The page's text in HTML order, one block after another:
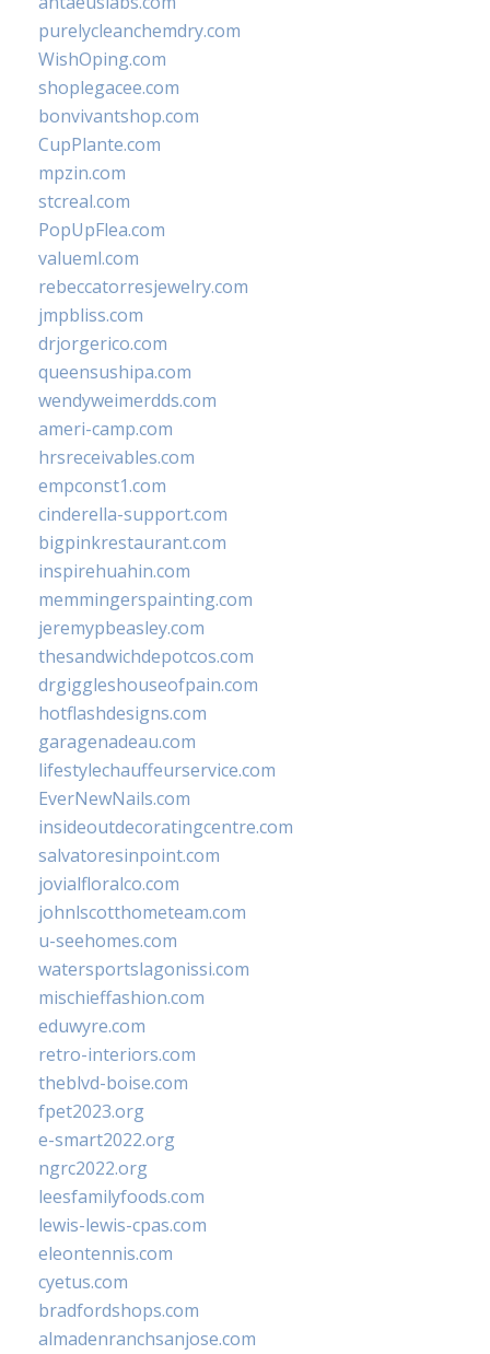
purelycleanchemdry.com
WishOping.com
shoplegacee.com
bonvivantshop.com
CupPlante.com
mpzin.com
stcreal.com
PopUpFlea.com
valueml.com
rebeccatorresjewelry.com
jmpbliss.com
drjorgerico.com
queensushipa.com
wendyweimerdds.com
ameri-camp.com
hrsreceivables.com
empconst1.com
cinderella-support.com
bigpinkrestaurant.com
inspirehuahin.com
memmingerspainting.com
jeremypbeasley.com
thesandwichdepotcos.com
drgiggleshouseofpain.com
hotflashdesigns.com
garagenadeau.com
lifestylechauffeurservice.com
EverNewNails.com
insideoutdecoratingcentre.com
salvatoresinpoint.com
jovialfloralco.com
johnlscotthometeam.com
u-seehomes.com
watersportslagonissi.com
mischieffashion.com
eduwyre.com
retro-interiors.com
theblvd-boise.com
fpet2023.org
e-smart2022.org
ngrc2022.org
leesfamilyfoods.com
lewis-lewis-cpas.com
eleontennis.com
cyetus.com
bradfordshops.com
almadenranchsanjose.com